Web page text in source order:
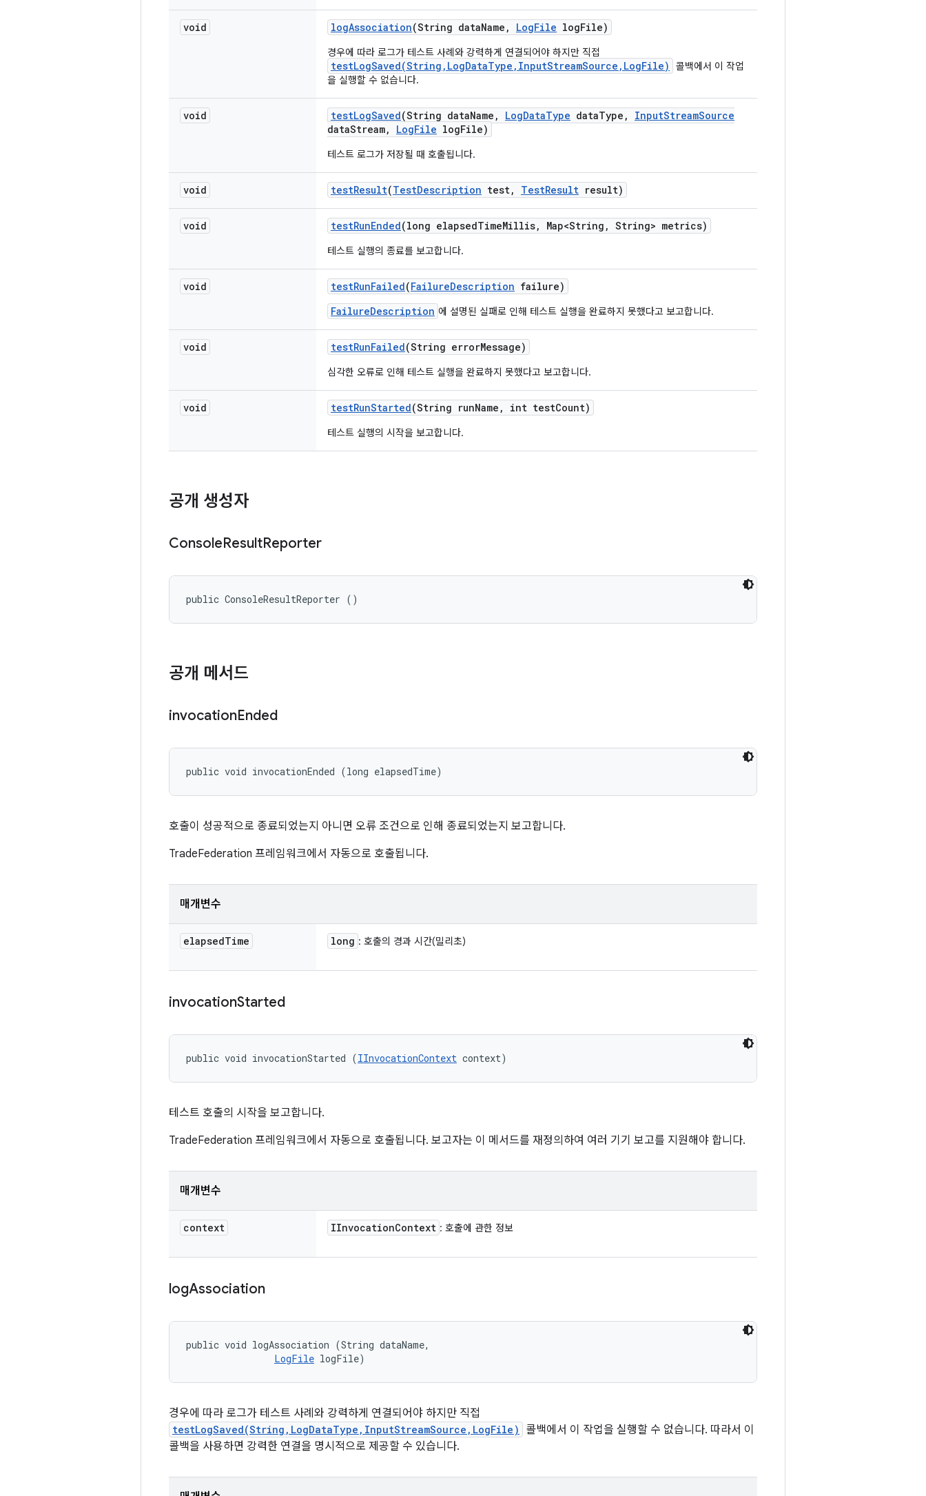
void logAssociation(String dataName , LogFile logFile)
경우에 따라 로그가 테스트 사례와 강력하게 연결되어야 하지만 직접
testLogSaved(String,LogDataType,InputStreamSource,LogFile)
콜백에서 이 작업
을 실행할 수 없습니다.
void testLogSaved(String dataName , LogDataType dataType , InputStreamSource
dataStream, LogFile logFile)
테스트 로그가 저장될 때 호출됩니다.
void testResult(TestDescription test, TestResult result)
void testRunEnded(long elapsedTimeMillis, Map<String , String> metrics)
테스트 실행의 종료를 보고합니다.
void testRunFailed(FailureDescription failure)
FailureDescription 에 설명된 실패로 인해 테스트 실행을 완료하지 못했다고 보고합니다.
void testRunFailed(String errorMessage)
심각한 오류로 인해 테스트 실행을 완료하지 못했다고 보고합니다.
void testRunStarted(String runName , int testCount)
테스트 실행의 시작을 보고합니다.
공개 생성자
ConsoleResultReporter
public ConsoleResultReporter ()
공개 메서드
invocationEnded
public void invocationEnded (long elapsedTime)
호출이 성공적으로 종료되었는지 아니면 오류 조건으로 인해 종료되었는지 보고합니다.
TradeFederation 프레임워크에서 자동으로 호출됩니다.
매개변수
elapsedTime long : 호출의 경과 시간(밀리초)
invocationStarted
public void invocationStarted (IInvocationContext context)
테스트 호출의 시작을 보고합니다.
TradeFederation 프레임워크에서 자동으로 호출됩니다. 보고자는 이 메서드를 재정의하여 여러 기기 보고를 지원해야 합니다.
매개변수
context IInvocationContext : 호출에 관한 정보
logAssociation
public void logAssociation (String dataName,
LogFile logFile)
경우에 따라 로그가 테스트 사례와 강력하게 연결되어야 하지만 직접
testLogSaved(String,LogDataType,InputStreamSource,LogFile)
콜백에서 이 작업을 실행할 수 없습니다. 따라서 이
콜백을 사용하면 강력한 연결을 명시적으로 제공할 수 있습니다.